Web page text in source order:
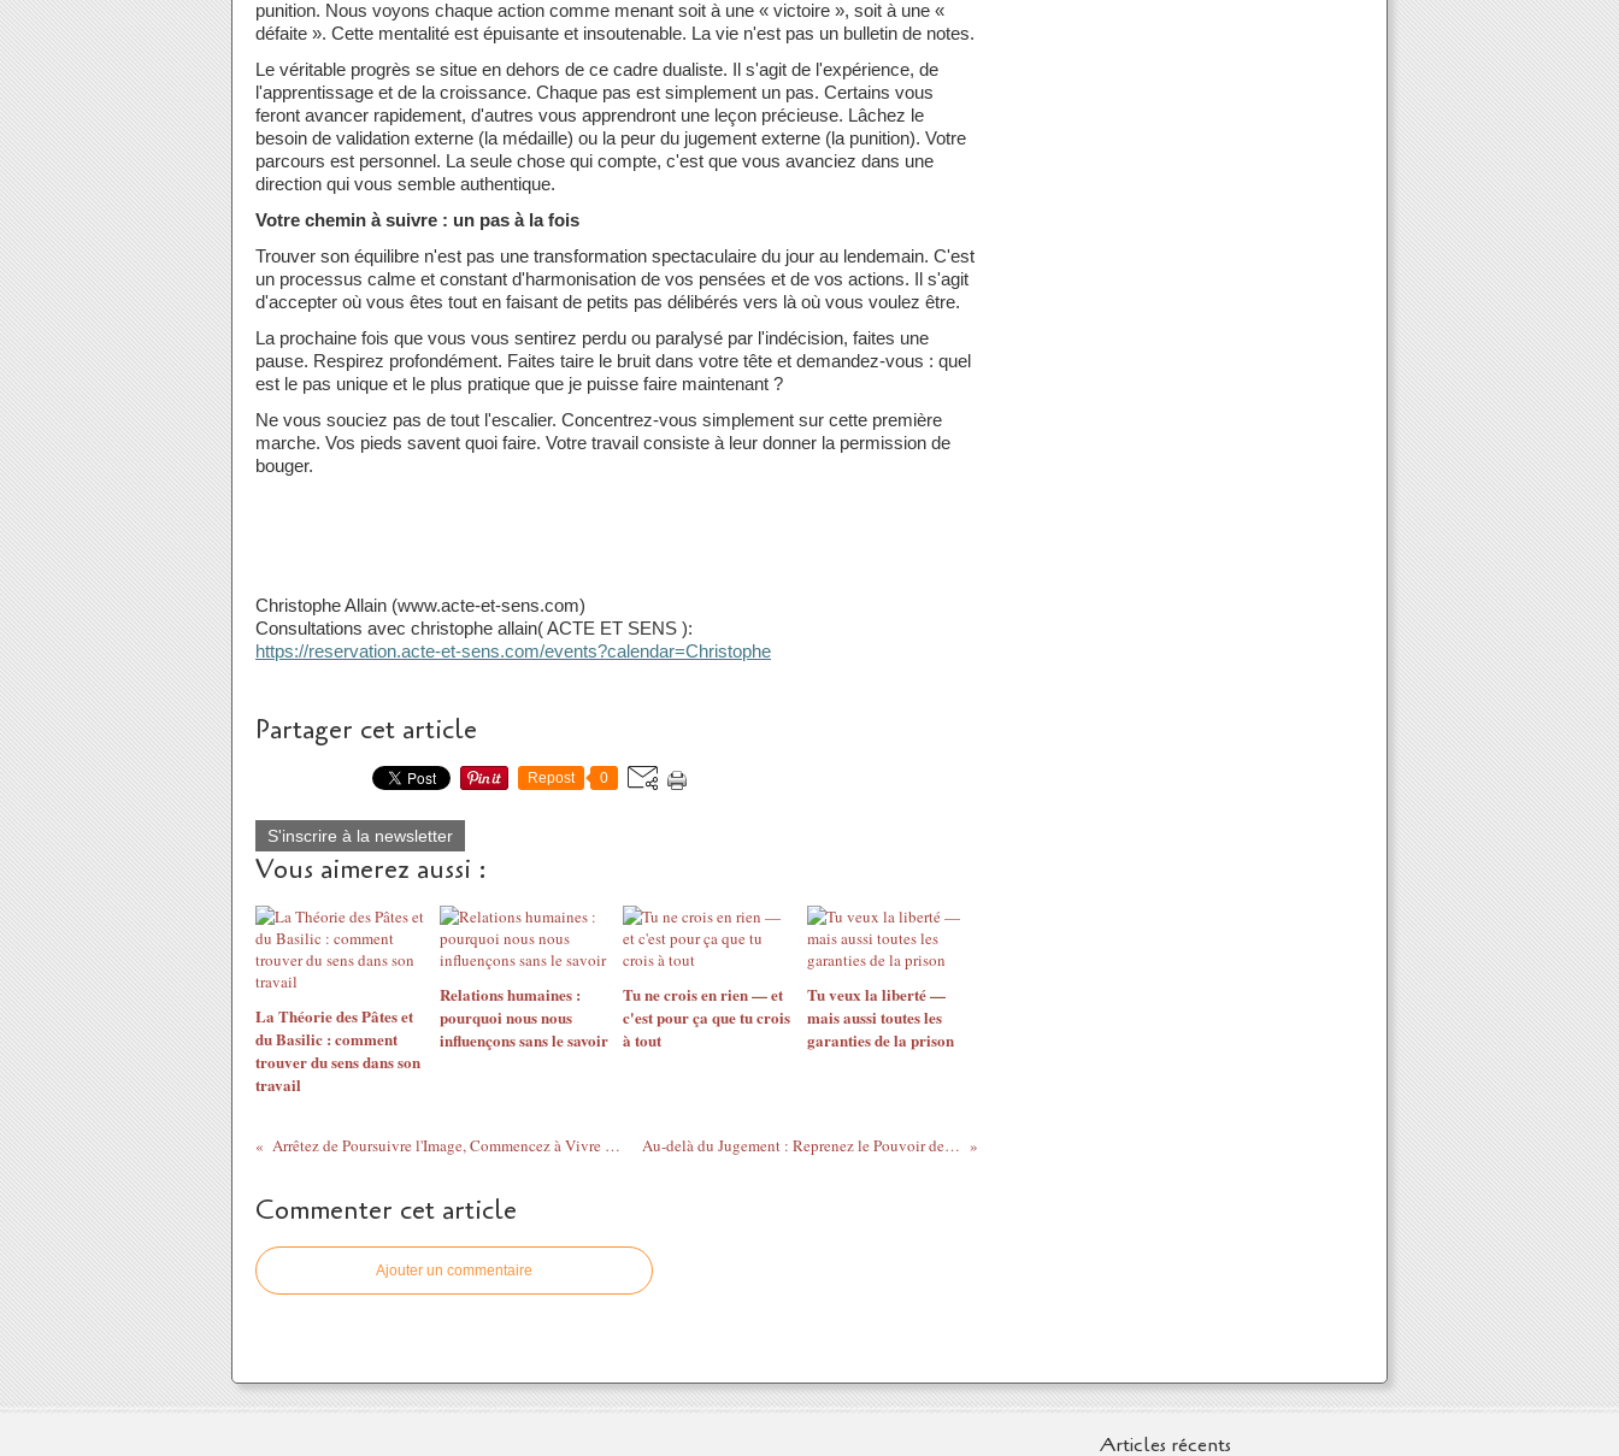
punition. Nous voyons chaque action comme menant soit à une « victoire », soit à une «
défaite ». Cette mentalité est épuisante et insoutenable. La vie n'est pas un bulletin de notes.
Le véritable progrès se situe en dehors de ce cadre dualiste. Il s'agit de l'expérience, de
l'apprentissage et de la croissance. Chaque pas est simplement un pas. Certains vous
feront avancer rapidement, d'autres vous apprendront une leçon précieuse. Lâchez le
besoin de validation externe (la médaille) ou la peur du jugement externe (la punition). Votre
parcours est personnel. La seule chose qui compte, c'est que vous avanciez dans une
direction qui vous semble authentique.
Votre chemin à suivre : un pas à la fois
Trouver son équilibre n'est pas une transformation spectaculaire du jour au lendemain. C'est
un processus calme et constant d'harmonisation de vos pensées et de vos actions. Il s'agit
d'accepter où vous êtes tout en faisant de petits pas délibérés vers là où vous voulez être.
La prochaine fois que vous vous sentirez perdu ou paralysé par l'indécision, faites une
pause. Respirez profondément. Faites taire le bruit dans votre tête et demandez-vous : quel
est le pas unique et le plus pratique que je puisse faire maintenant ?
Ne vous souciez pas de tout l'escalier. Concentrez-vous simplement sur cette première
marche. Vos pieds savent quoi faire. Votre travail consiste à leur donner la permission de
bouger.
Christophe Allain (www.acte-et-sens.com)
Consultations avec christophe allain( ACTE ET SENS ):
https://reservation.acte-et-sens.com/events?calendar=Christophe
Partager cet article
Repost 0
S'inscrire à la newsletter
Vous aimerez aussi :
La Théorie des Pâtes et
du Basilic : comment
trouver du sens dans son
travail
Relations humaines :
pourquoi nous nous
influençons sans le savoir
Tu ne crois en rien — et
c'est pour ça que tu crois
à tout
Tu veux la liberté —
mais aussi toutes les
garanties de la prison
Arrêtez de Poursuivre l'Image, Commencez à Vivre Votre Vie Au-delà du Jugement : Reprenez le Pouvoir de Choisir
Commenter cet article
Ajouter un commentaire
Articles récents